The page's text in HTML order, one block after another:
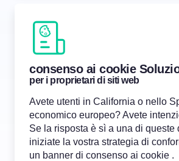
consenso ai cookie
per i proprietari di siti web
Avete utenti in California o nello
economico europeo? Avete
Se la risposta è sì a una di queste
iniziate la vostra strategia di
un banner di consenso ai cookie .